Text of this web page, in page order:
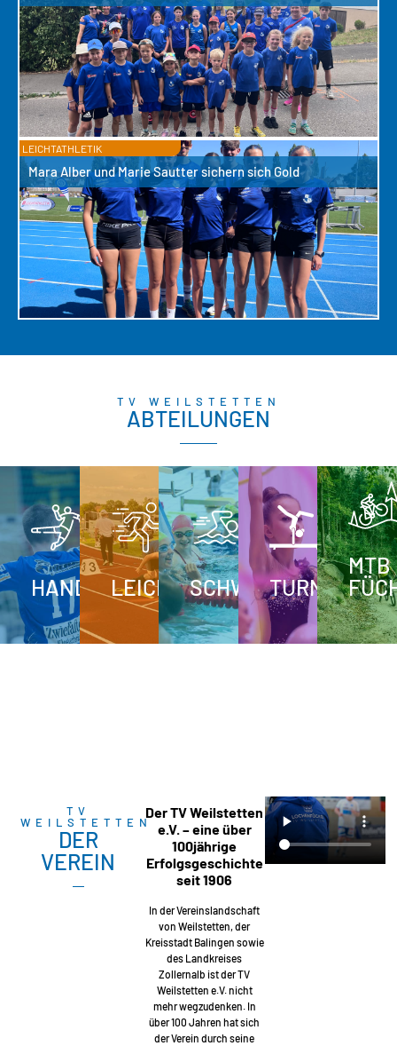
LEICHTATHLETIK
Mara Alber und Marie Sautter sichern sich Gold
TV WEILSTETTEN
ABTEILUNGEN
HANDBALLLEICHTATHLETIK
SCHWIMMEN
TURNEN
MTB
TV
WEILSTETTEN
DER
VEREIN
Der TV Weilstetten
e.V. – eine über
100jährige
Erfolgsgeschichte
seit 1906
In der Vereinslandschaft
von Weilstetten, der
Kreisstadt Balingen sowie
des Landkreises
Zollernalb ist der TV
Weilstetten e.V. nicht
mehr wegzudenken. In
über 100 Jahren hat sich
der Verein durch seine